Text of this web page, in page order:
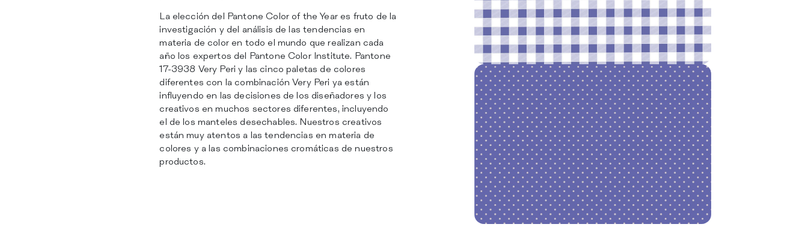
La elección del Pantone Color of the Year es fruto de la
investigación y del análisis de las tendencias en
materia de color en todo el mundo que realizan cada
año los expertos del Pantone Color Institute. Pantone
17-3938 Very Peri y las cinco paletas de colores
diferentes con la combinación Very Peri ya están
influyendo en las decisiones de los diseñadores y los
creativos en muchos sectores diferentes, incluyendo
el de los manteles desechables. Nuestros creativos
están muy atentos a las tendencias en materia de
colores y a las combinaciones cromáticas de nuestros
productos.